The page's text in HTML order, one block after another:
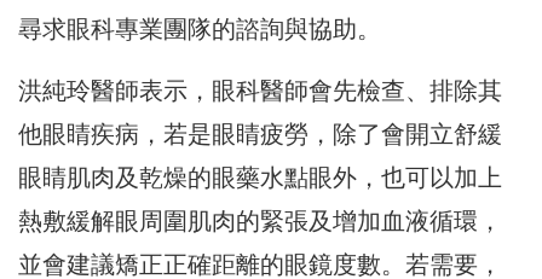
尋求眼科專業團隊的諮詢與協助。
洪純玲醫師表示，眼科醫師會先檢查、排除其
他眼睛疾病，若是眼睛疲勞，除了會開立舒緩
眼睛肌肉及乾燥的眼藥水點眼外，也可以加上
熱敷緩解眼周圍肌肉的緊張及增加血液循環，
並會建議矯正正確距離的眼鏡度數。若需要，